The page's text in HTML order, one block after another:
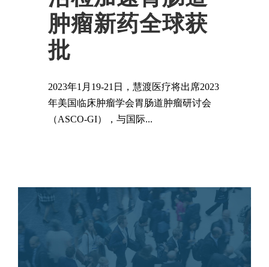
肿瘤新药全球获
批
2023年1月19-21日，慧渡医疗将出席2023
年美国临床肿瘤学会胃肠道肿瘤研讨会
（ASCO-GI），与国际...